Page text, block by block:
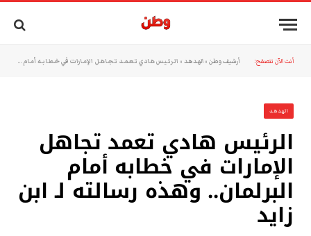
أنت الآن تتصفح: أرشيف وطن »الهدهد » الرئيس هادي تعمد تجاهل الإمارات في خطابه أمام البرلمان.. وهذه رسالته لـ ابن زايد
الهدهد
الرئيس هادي تعمد تجاهل
الإمارات في خطابه أمام
البرلمان.. وهذه رسالته لـ ابن
زايد